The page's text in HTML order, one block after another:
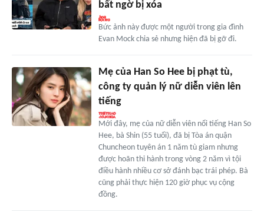
bất ngờ bị xóa
Bức ảnh này được một người trong gia đình
Evan Mock chia sẻ nhưng hiện đã bị gỡ đi.
Mẹ của Han So Hee bị phạt tù,
công ty quản lý nữ diễn viên lên
tiếng
Mới đây, mẹ của nữ diễn viên nổi tiếng Han So
Hee, bà Shin (55 tuổi), đã bị Tòa án quận
Chuncheon tuyên án 1 năm tù giam nhưng
được hoãn thi hành trong vòng 2 năm vì tội
điều hành nhiều cơ sở đánh bạc trái phép. Bà
cũng phải thực hiện 120 giờ phục vụ cộng
đồng.